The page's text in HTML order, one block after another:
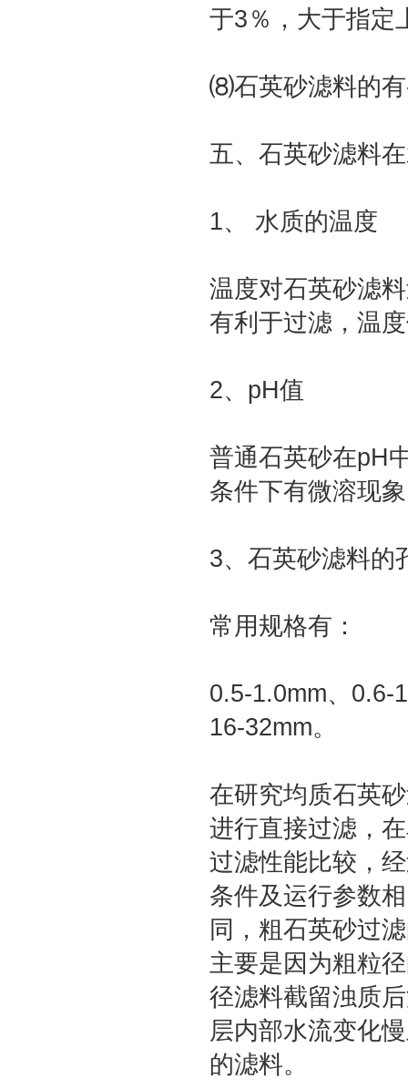
于3％，大于指定
⑻石英砂滤料的有
五、石英砂滤料
1、 水质的温度
温度对石英砂滤
有利于过滤，温
2、pH值
普通石英砂在pH
条件下有微溶现
3、石英砂滤料的
常用规格有：
0.5-1.0mm、0.6-
16-32mm。
在研究均质石英
进行直接过滤，
过滤性能比较，
条件及运行参数
同，粗石英砂过
主要是因为粗粒
径滤料截留浊质
层内部水流变化
的滤料。